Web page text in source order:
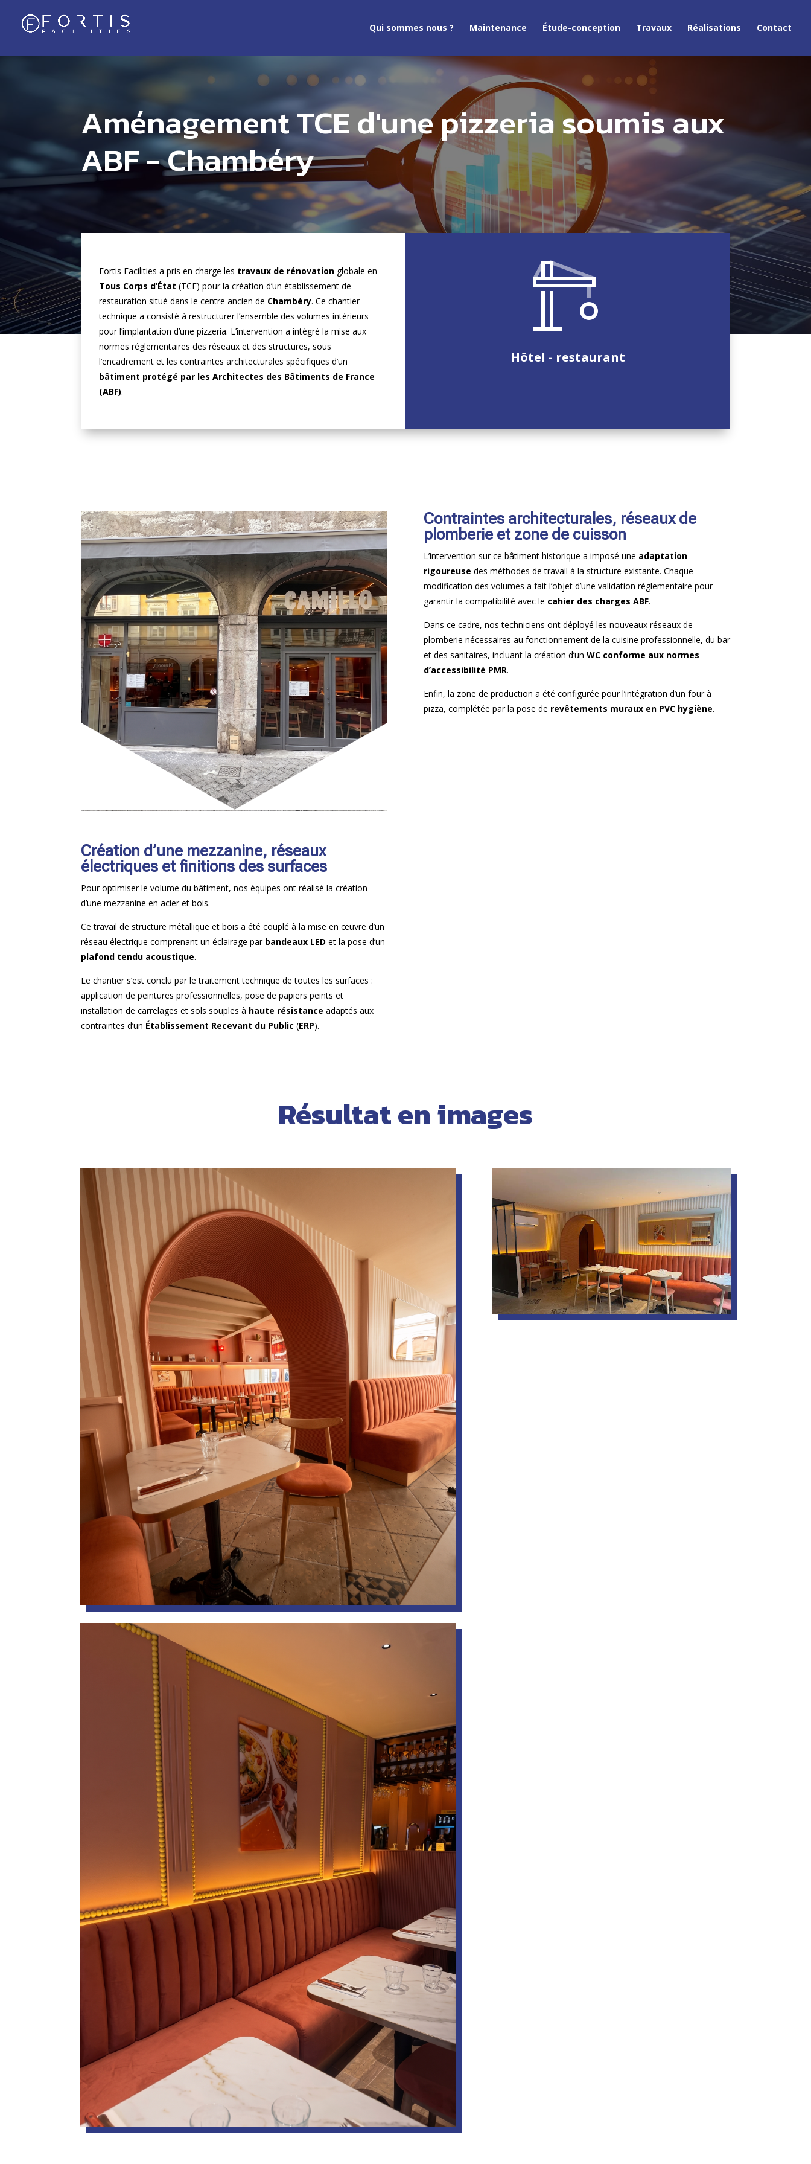
Qui sommes nous ? Maintenance Étude-conception Travaux Réalisations Contact
Aménagement TCE d'une pizzeria soumis aux
ABF - Chambéry
Fortis Facilities a pris en charge les travaux de rénovation globale en
Tous Corps d’État (TCE) pour la création d’un établissement de
restauration situé dans le centre ancien de Chambéry. Ce chantier
technique a consisté à restructurer l’ensemble des volumes intérieurs
pour l’implantation d’une pizzeria. L’intervention a intégré la mise aux
normes réglementaires des réseaux et des structures, sous
l’encadrement et les contraintes architecturales spécifiques d’un
bâtiment protégé par les Architectes des Bâtiments de France
(ABF).
Hôtel - restaurant
Contraintes architecturales, réseaux de
plomberie et zone de cuisson
L’intervention sur ce bâtiment historique a imposé une adaptation
rigoureuse des méthodes de travail à la structure existante. Chaque
modification des volumes a fait l’objet d’une validation réglementaire pour
garantir la compatibilité avec le cahier des charges ABF.
Dans ce cadre, nos techniciens ont déployé les nouveaux réseaux de
plomberie nécessaires au fonctionnement de la cuisine professionnelle, du bar
et des sanitaires, incluant la création d’un WC conforme aux normes
d’accessibilité PMR.
Enfin, la zone de production a été configurée pour l’intégration d’un four à
pizza, complétée par la pose de revêtements muraux en PVC hygiène.
Création d’une mezzanine, réseaux
électriques et finitions des surfaces
Pour optimiser le volume du bâtiment, nos équipes ont réalisé la création
d’une mezzanine en acier et bois.
Ce travail de structure métallique et bois a été couplé à la mise en œuvre d’un
réseau électrique comprenant un éclairage par bandeaux LED et la pose d’un
plafond tendu acoustique.
Le chantier s’est conclu par le traitement technique de toutes les surfaces :
application de peintures professionnelles, pose de papiers peints et
installation de carrelages et sols souples à haute résistance adaptés aux
contraintes d’un Établissement Recevant du Public (ERP).
Résultat en images